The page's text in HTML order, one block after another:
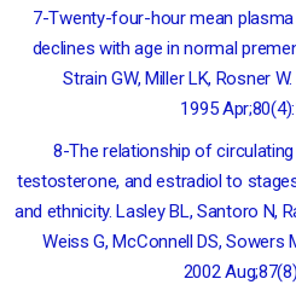
7-Twenty-four-hour mean
declines with age in normal
Strain GW, Miller LK, Rosner
1995
8-The relationship of
testosterone, and estradiol to
and ethnicity. Lasley BL, Santoro N,
Weiss G, McConnell DS, Sowers
2002